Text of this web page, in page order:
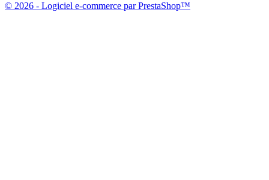
© 2026 - Logiciel e-commerce par PrestaShop™